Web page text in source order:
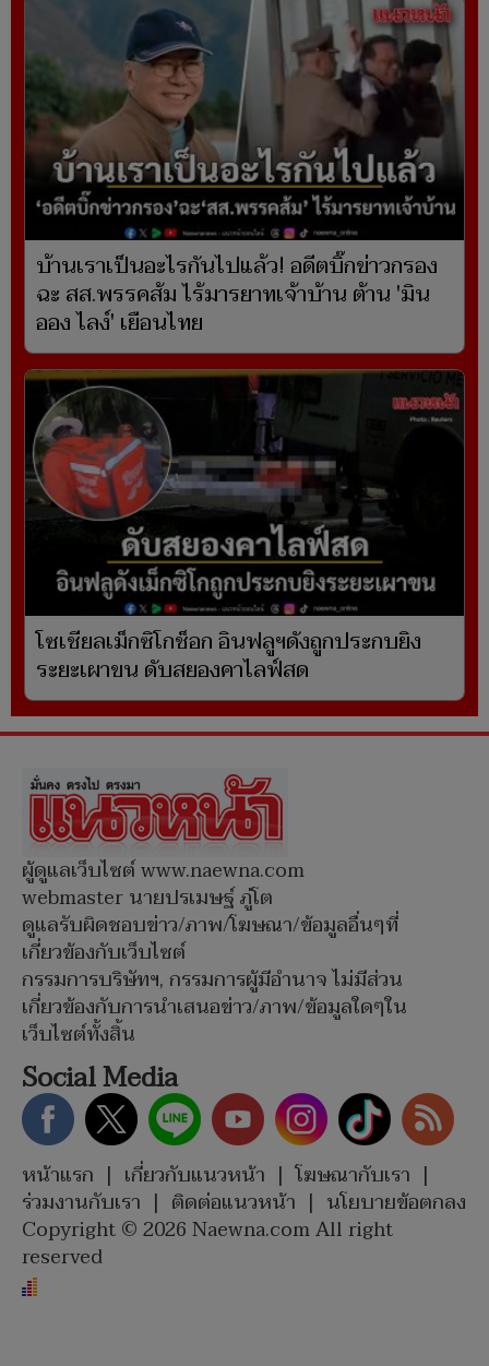
บ้านเราเป็นอะไรกันไปแล้ว! อดีตบิ๊กข่าวกรอง
ฉะ สส.พรรคส้ม ไร้มารยาทเจ้าบ้าน ต้าน 'มิน
ออง ไลง์' เยือนไทย
โซเชียลเม็กซิโกช็อก อินฟลูฯดังถูกประกบยิง
ระยะเผาขน ดับสยองคาไลฟ์สด
ผู้ดูแลเว็บไซต์ www.naewna.com
webmaster นายปรเมษฐ์ ภู่โต
ดูแลรับผิดชอบข่าว/ภาพ/โฆษณา/ข้อมูลอื่นๆที่
เกี่ยวข้องกับเว็บไซต์
กรรมการบริษัทฯ, กรรมการผู้มีอำนาจ ไม่มีส่วน
เกี่ยวข้องกับการนำเสนอข่าว/ภาพ/ข้อมูลใดๆใน
เว็บไซต์ทั้งสิ้น
Social Media
หน้าแรก | เกี่ยวกับแนวหน้า | โฆษณากับเรา |
ร่วมงานกับเรา | ติดต่อแนวหน้า | นโยบายข้อตกลง
Copyright © 2026 Naewna.com All right
reserved